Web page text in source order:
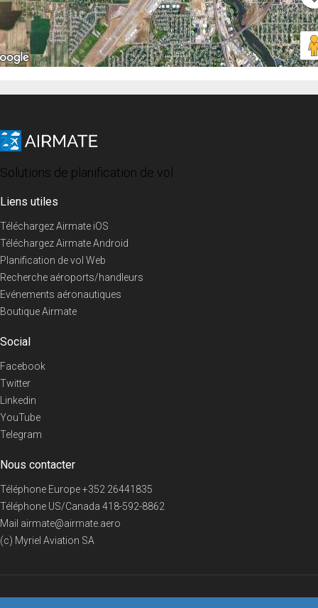
Solutions de planification de vol
Liens utiles
Téléchargez Airmate iOS
Téléchargez Airmate Android
Planification de vol Web
Recherche aéroports/handleurs
Evénements aéronautiques
Boutique Airmate
Social
Facebook
Twitter
Linkedin
YouTube
Telegram
Nous contacter
Téléphone Europe+352 26441835
Téléphone US/Canada 418-592-8862
Mail airmate@airmate.aero
(c) Myriel Aviation SA